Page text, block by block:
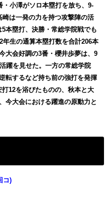
小澤がソロ本塁打を放ち、9-
は一発の力を持つ攻撃陣の活
本塁打、決勝・常総学院戦でも
生の通算本塁打数を合計206本
大会好調の3番・櫻井歩夢は、9
躍を見せた。一方の常総学院
転するなど持ち前の強打を発揮
12を浴びたものの、秋本と大
今大会における躍進の原動力と
コ)